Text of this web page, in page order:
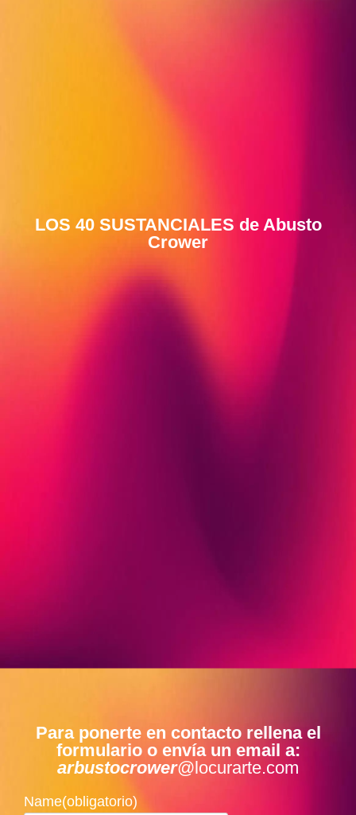
LOS 40 SUSTANCIALES de Abusto
Crower
Para ponerte en contacto rellena el
formulario o envía un email a:
arbustocrower@locurarte.com
Name(obligatorio)